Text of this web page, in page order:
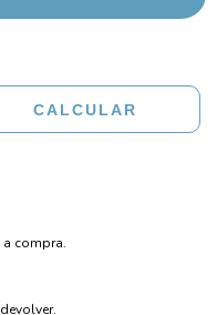
CALCULAR
compra.